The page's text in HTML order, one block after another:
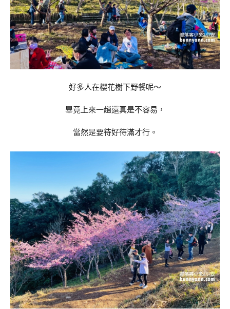
好多人在櫻花樹下野餐呢～
畢竟上來一趟還真是不容易，
當然是要待好待滿才行。